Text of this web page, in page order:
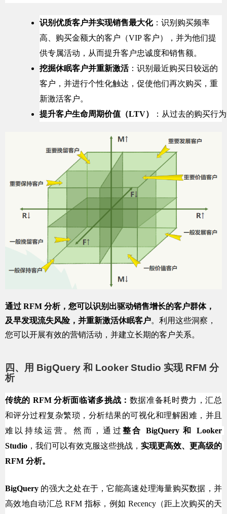
识别优质客户并实现销售最大化 ：识别购买频率
高、购买金额大的客户（VIP 客户），并为他们提
供专属活动，从而提升客户忠诚度和销售额。
挖掘休眠客户并重新激活 ：识别最近购买日较远的
客户，并进行个性化触达，促使他们再次购买，重
新激活客户。
提升客户生命周期价值（LTV）
：从过去的购买行
通过 RFM 分析，您可以识别出驱动销售增长的客户群体，
及早发现流失风险，并重新激活休眠客户。利用这些洞察，
您可以开展有效的营销活动，并建立长期的客户关系。
四、用 BigQuery 和 Looker Studio 实现 RFM 分
析
传统的 RFM 分析面临诸多挑战： 数据准备耗时费力，汇总
和评分过程复杂繁琐，分析结果的可视化和理解困难，并且
难以持续运营。然而，通过 整合 BigQuery 和 Looker
Studio ，我们可以有效克服这些挑战， 实现更高效、更高级的
RFM 分析。
BigQuery 的强大之处在于，它能高速处理海量购买数据，并
高效地自动汇总 RFM 指标，例如 Recency（距上次购买的天